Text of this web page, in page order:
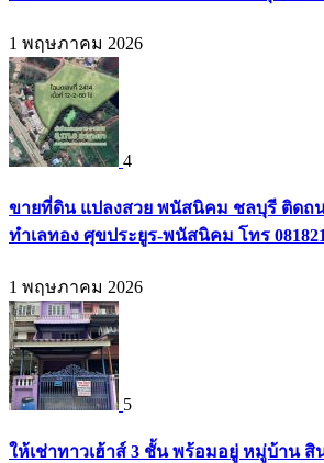
1 พฤษภาคม 2026
4
ขายที่ดิน แปลงสวย พนัสนิคม ชลบุรี ติดถน
ทำเลทอง ศุขประยูร-พนัสนิคม โทร
1 พฤษภาคม 2026
5
ให้เช่าทาวเฮ้าส์ 3 ชั้น พร้อมอยู่ หมู่บ้าน สิ